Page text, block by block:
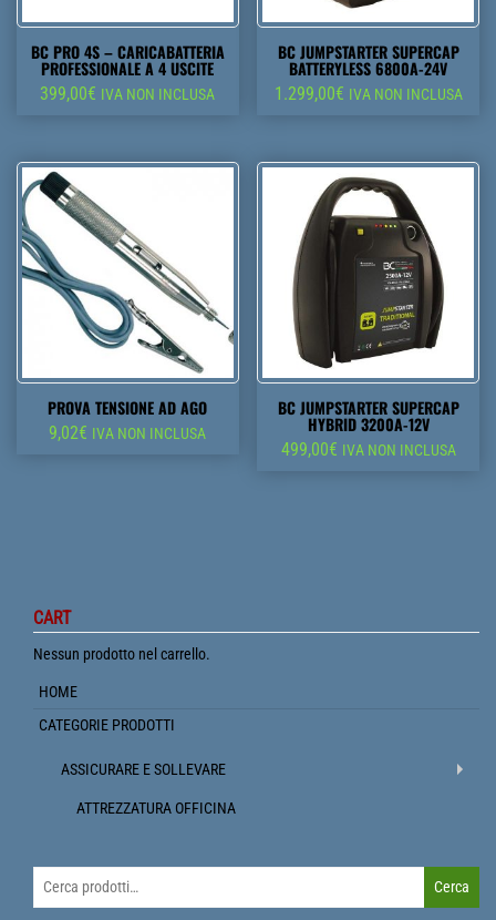
BC PRO 4S – CARICABATTERIA
PROFESSIONALE A 4 USCITE
399,00€ IVA NON INCLUSA
BC JUMPSTARTER SUPERCAP
BATTERYLESS 6800A-24V
1.299,00€ IVA NON INCLUSA
PROVA TENSIONE AD AGO
9,02€ IVA NON INCLUSA
BC JUMPSTARTER SUPERCAP
HYBRID 3200A-12V
499,00€ IVA NON INCLUSA
CART
Nessun prodotto nel carrello.
HOME
CATEGORIE PRODOTTI
ASSICURARE E SOLLEVARE
ATTREZZATURA OFFICINA
Cerca